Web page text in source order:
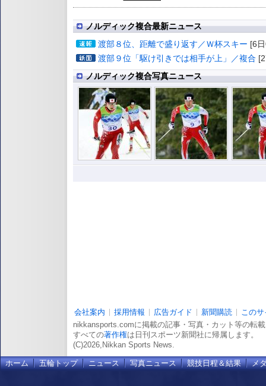
ノルディック複合最新ニュース
渡部８位、距離で盛り返す／Ｗ杯スキー [6
渡部９位「駆け引きでは相手が上」／複合
ノルディック複合写真ニュース
会社案内 採用情報 広告ガイド 新聞購読
この
nikkansports.comに掲載の記事・写真・カット等の転
すべての著作権は日刊スポーツ新聞社に帰属します。
(C)2026,Nikkan Sports News.
ホーム 五輪トップ ニュース 写真ニュース 競技日程＆結果 メ